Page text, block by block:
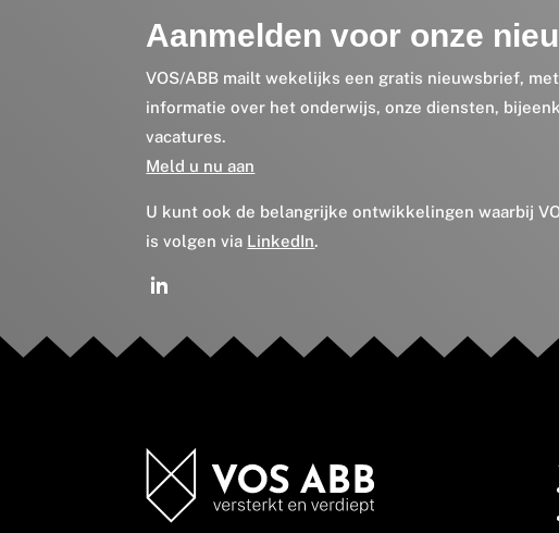
Aanmelden voor onze
VOS/ABB mailt wekelijks een gratis nieuwsbrief,
informatie over het onderwijs, onze diensten,
vacatures.
Meld u nu aan
U kunt ook de belangrijke ontwikkelingen waarbij
is volgen via LinkedIn.